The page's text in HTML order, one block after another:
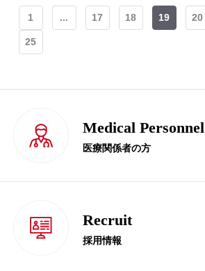
1 ... 17 18 19 20
25
Medical Personnel
医療関係者の方
Recruit
採用情報